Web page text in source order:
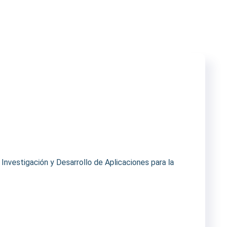
y Desarrollo de Aplicaciones para la